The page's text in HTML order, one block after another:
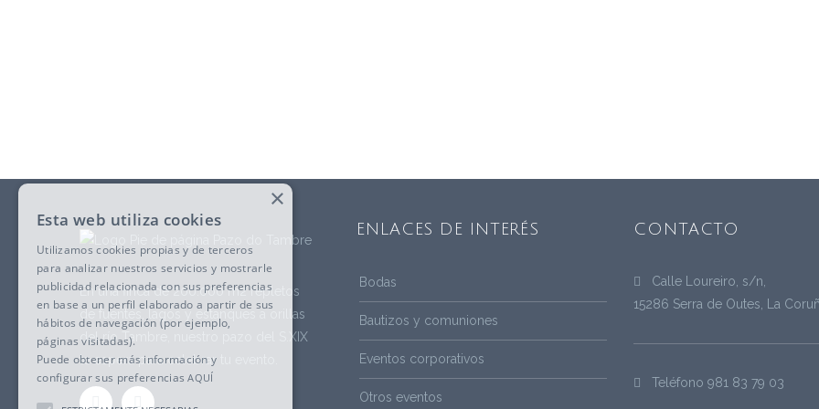
En una finca de 200.000 m2 repletos
de fuentes, lagos y estanques a orillas
del río Tambre, nuestro pazo del S.XIX
te espera para celebrar tu evento.
ENLACES DE INTERÉS
Bodas
Bautizos y comuniones
Eventos corporativos
Otros eventos
CONTACTO
Calle Loureiro, s/n,
15286 Serra de Outes, La
Teléfono 981 83 79 03
×
Esta web utiliza cookies
Utilizamos cookies propias y de terceros
para analizar nuestros servicios y mostrarle
publicidad relacionada con sus preferencias
en base a un perfil elaborado a partir de sus
hábitos de navegación (por ejemplo,
páginas visitadas).
Puede obtener más información y
configurar sus preferenciasAQUÍ